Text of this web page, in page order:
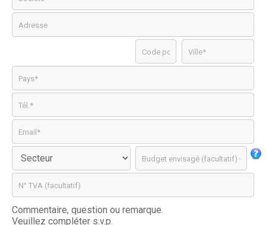
Commentaire, question ou remarque.
Veuillez compléter s.v.p.